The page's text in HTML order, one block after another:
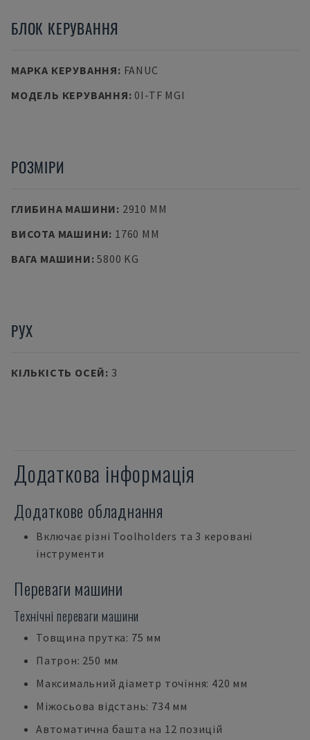
БЛОК КЕРУВАННЯ
МАРКА КЕРУВАННЯ: FANUC
МОДЕЛЬ КЕРУВАННЯ: 0I-TF MGI
РОЗМІРИ
ГЛИБИНА МАШИНИ: 2910 MM
ВИСОТА МАШИНИ: 1760 MM
ВАГА МАШИНИ:5800 KG
РУХ
КІЛЬКІСТЬ ОСЕЙ: 3
Додаткова інформація
Додаткове обладнання
Включає різні Toolholders та 3 керовані
інструменти
Переваги машини
Технічні переваги машини
Товщина прутка: 75 мм
Патрон: 250 мм
Максимальний діаметр точіння: 420 мм
Міжосьова відстань: 734 мм
Автоматична башта на 12 позицій